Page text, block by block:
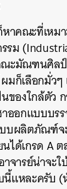
าคณะที่เหม
ม
ณะมัณฑนศิล
มก็เลือกมั่ว
ของใกล้ตัว
าออกแบบบ
บบผลิตภัณฑ์
ได้เกรด A
จารย์น่าจะใ
แหละครับ (